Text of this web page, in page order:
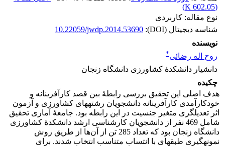
(
602.05 K
)
نوع مقاله: کاربردی
شناسه دیجیتال (DOI):
10.22059/jwdp.2014.53690
نویسنده
روح اله رضائی*
دانشیار دانشکدۀ کشاورزی دانشگاه زنجان
چکیده
هدف اصلی این تحقیق بررسی رابطۀ بین قصد کارآفرینانه و
خودکارآمدی کارآفرینانه دانشجویان رشته‏های کشاورزی و آزمون
اثر تعدیلگری متغیر جنسیت در این رابطه بود. جامعۀ آماری تحقیق
شامل 469 نفر از دانشجویان کارشناسی ارشد دانشکدۀ کشاورزی
دانشگاه زنجان بود که تعداد 285 تن از آن‌ها از طریق روش
نمونه‏گیری طبقه‏ای با انتساب متناسب انتخاب شدند. برای